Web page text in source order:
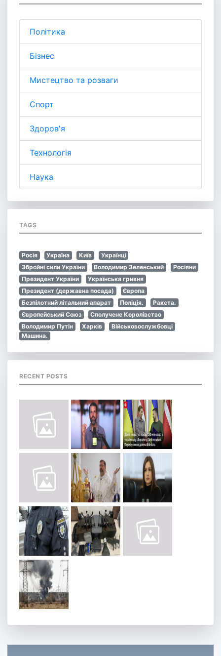
Політика
Бізнес
Мистецтво та розваги
Спорт
Здоров'я
Технологія
Наука
TAGS
Росія Україна Київ
Українці
Збройні сили України
Володимир Зеленський
Росіяни
Президент України
Українська гривня
Президент (державна посада)
Європа
Безпілотний літальний апарат
Поліція.
Ракета.
Європейський Союз
Сполучене Королівство
Володимир Путін
Харків
Військовослужбовці
Машина.
RECENT POSTS